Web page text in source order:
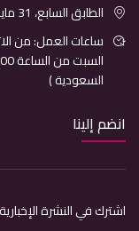
الطابق السابع، 31 مايبونج سان رو، مابو جو، سيول
السعودية )
انضم إلينا
اشترك في النشرة